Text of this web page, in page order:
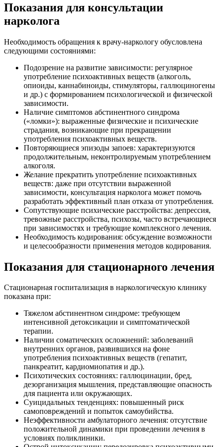
Показания для консультации
нарколога
Необходимость обращения к врачу-наркологу обусловлена
следующими состояниями:
Подозрение на развитие зависимости: регулярное
употребление психоактивных веществ (алкоголь,
опиоиды, каннабиноиды, стимуляторы, галлюциногены
и др.) с формированием психологической и физической
зависимости.
Наличие симптомов абстинентного синдрома
(«ломки»): выраженные физические и психические
страдания, возникающие при прекращении
употребления психоактивных веществ.
Повторяющиеся эпизоды запоев: характеризуются
продолжительным, неконтролируемым употреблением
алкоголя.
Желание прекратить употребление психоактивных
веществ: даже при отсутствии выраженной
зависимости, консультация нарколога может помочь
разработать эффективный план отказа от употребления.
Сопутствующие психические расстройства: депрессия,
тревожные расстройства, психозы, часто встречающиеся
при зависимостях и требующие комплексного лечения.
Необходимость кодирования: обсуждение возможности
и целесообразности применения методов кодирования.
Показания для стационарного лечения
Стационарная госпитализация в наркологическую клинику
показана при:
Тяжелом абстинентном синдроме: требующем
интенсивной детоксикации и симптоматической
терапии.
Наличии соматических осложнений: заболеваний
внутренних органов, развившихся на фоне
употребления психоактивных веществ (гепатит,
панкреатит, кардиомиопатия и др.).
Психотических состояниях: галлюцинации, бред,
дезорганизация мышления, представляющие опасность
для пациента или окружающих.
Суицидальных тенденциях: повышенный риск
самоповреждений и попыток самоубийства.
Неэффективности амбулаторного лечения: отсутствие
положительной динамики при проведении лечения в
условиях поликлиники.